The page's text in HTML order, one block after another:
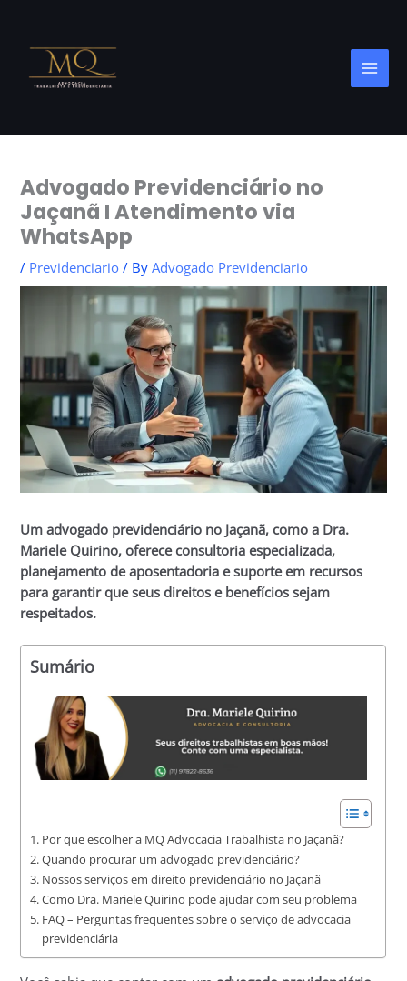
content
Advogado Previdenciário no
Jaçanã I Atendimento via
WhatsApp
/ Previdenciario / ByAdvogado Previdenciario
Um advogado previdenciário no Jaçanã, como a Dra.
Mariele Quirino, oferece consultoria especializada,
planejamento de aposentadoria e suporte em recursos
para garantir que seus direitos e benefícios sejam
respeitados.
Sumário
Por que escolher a MQ Advocacia Trabalhista no Jaçanã?
Quando procurar um advogado previdenciário?
Nossos serviços em direito previdenciário no Jaçanã
Como Dra. Mariele Quirino pode ajudar com seu problema
FAQ – Perguntas frequentes sobre o serviço de advocacia
previdenciária